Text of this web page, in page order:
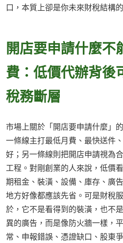
口，本質上卻是你未來財稅結構
開店要申請什麼不
費：低價代辦背後
稅務斷層
市場上關於「開店要申請什麼」
一條線主打最低月費、最快送件
好；另一條線則把開店申請視為
工程。對剛創業的人來說，低價
期租金、裝潢、設備、庫存、廣
地方好像都應該先省。可是財稅
於，它不是看得到的裝潢，也不
異的廣告，而是像防火牆一樣，
常、申報錯誤、憑證缺口、股東